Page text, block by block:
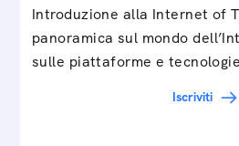
Introduzione alla Internet of
panoramica sul mondo
sulle piattaforme e
Iscriviti